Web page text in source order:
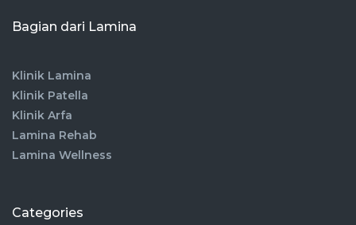
Bagian dari Lamina
Klinik Lamina
Klinik Patella
Klinik Arfa
Lamina Rehab
Lamina Wellness
Categories